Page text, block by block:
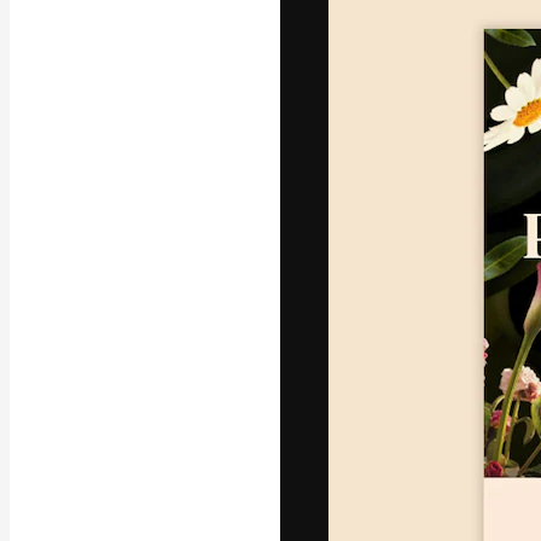
migliori lavori.
creativi,
Italiano